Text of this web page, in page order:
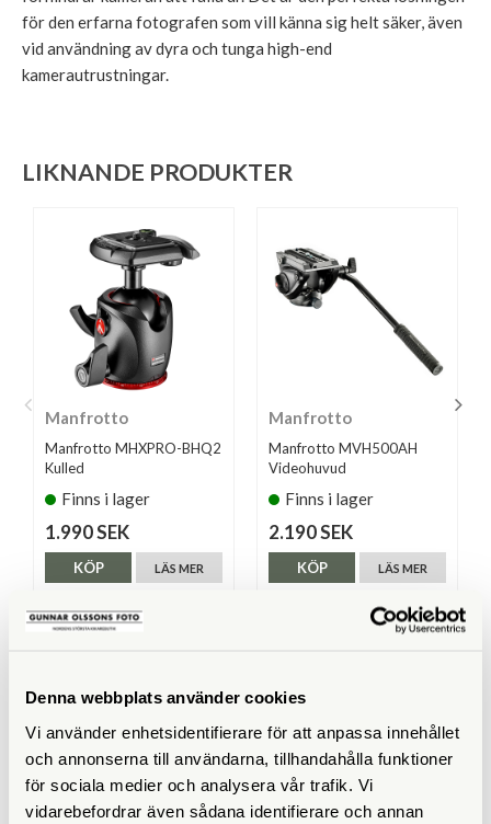
Denna webbplats använder cookies
Vi använder enhetsidentifierare för att anpassa innehållet
och annonserna till användarna, tillhandahålla funktioner
för sociala medier och analysera vår trafik. Vi
vidarebefordrar även sådana identifierare och annan
för den erfarna fotografen som vill känna sig helt säker, även
vid användning av dyra och tunga high-end
kamerautrustningar.
LIKNANDE PRODUKTER
Manfrotto
Manfrotto MHXPRO-BHQ2
Kulled
Finns i lager
1.990 SEK
LÄS MER
KÖP
Manfrotto
Manfrotto MVH500AH
Videohuvud
Finns i lager
2.190 SEK
LÄS MER
KÖP
SPECIFIKATIONER
Maxbelastning (kg) 10
Vikt (g) 520